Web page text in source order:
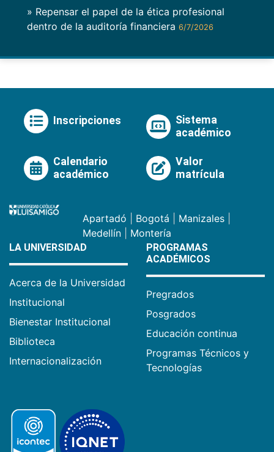
» Repensar el papel de la ética profesional
dentro de la auditoría financiera 6/7/2026
Inscripciones
Sistema
académico
Calendario
académico
Valor
matrícula
Apartadó Bogotá Manizales
Medellín
Montería
LA UNIVERSIDAD
Acerca de la Universidad
Institucional
Bienestar Institucional
Biblioteca
Internacionalización
PROGRAMAS
ACADÉMICOS
Pregrados
Posgrados
Educación continua
Programas Técnicos y
Tecnologías